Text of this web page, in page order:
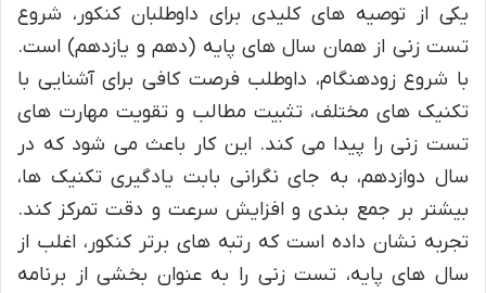
یکی از توصیه های کلیدی برای داوطلبان کنکور، شروع
تست زنی از همان سال های پایه (دهم و یازدهم) است.
با شروع زودهنگام، داوطلب فرصت کافی برای آشنایی با
تکنیک های مختلف، تثبیت مطالب و تقویت مهارت های
تست زنی را پیدا می کند. این کار باعث می شود که در
سال دوازدهم، به جای نگرانی بابت یادگیری تکنیک ها،
بیشتر بر جمع بندی و افزایش سرعت و دقت تمرکز کند.
تجربه نشان داده است که رتبه های برتر کنکور، اغلب از
سال های پایه، تست زنی را به عنوان بخشی از برنامه